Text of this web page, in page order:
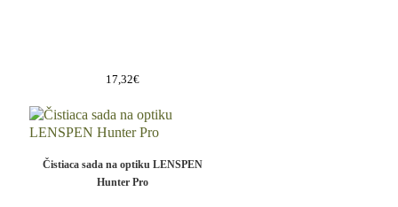
17,32€
Čistiaca sada na optiku LENSPEN
Hunter Pro